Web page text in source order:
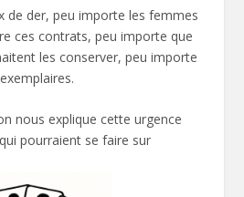
de der, peu importe les femmes
ces contrats, peu importe que
les conserver, peu importe
nous explique cette urgence
pourraient se faire sur